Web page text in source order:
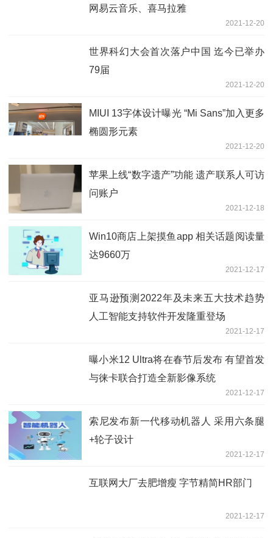
网易云音乐、喜马拉雅
2021-12-20
世界科幻大会首次落户中国 迄今已举办
79届
2021-12-20
MIUI 13字体设计曝光 “Mi Sans”加入更多
椭圆形元素
2021-12-20
苹果上线“数字遗产”功能 遗产联系人可访
问账户
2021-12-18
Win10商店上架摸鱼app 相关话题阅读量
达9660万
2021-12-17
亚马逊预测2022年及未来五大技术趋势
人工智能支持软件开发隆重登场
2021-12-17
曝小米12 Ultra将在春节后发布 有望首发
与徕卡联合打造全新影像系统
2021-12-17
索尼发布新一代移动机器人 采用六条腿
+轮子设计
2021-12-17
互联网大厂去肥增瘦 字节精简HR部门
2021-12-17